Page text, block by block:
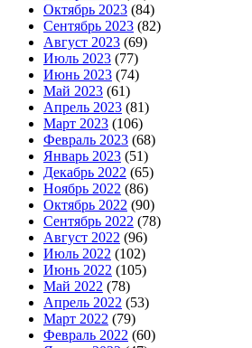
Октябрь 2023 (84)
Сентябрь 2023 (82)
Август 2023 (69)
Июль 2023 (77)
Июнь 2023 (74)
Май 2023 (61)
Апрель 2023 (81)
Март 2023 (106)
Февраль 2023 (68)
Январь 2023 (51)
Декабрь 2022 (65)
Ноябрь 2022 (86)
Октябрь 2022 (90)
Сентябрь 2022 (78)
Август 2022 (96)
Июль 2022 (102)
Июнь 2022 (105)
Май 2022 (78)
Апрель 2022 (53)
Март 2022 (79)
Февраль 2022 (60)